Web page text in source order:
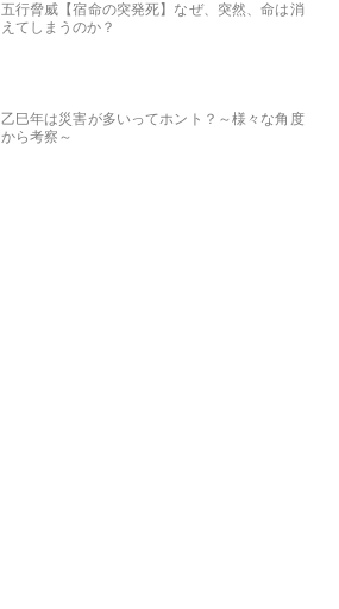
五行脅威【宿命の突発死】なぜ、突然、命は消
えてしまうのか？
乙巳年は災害が多いってホント？～様々な角度
から考察～